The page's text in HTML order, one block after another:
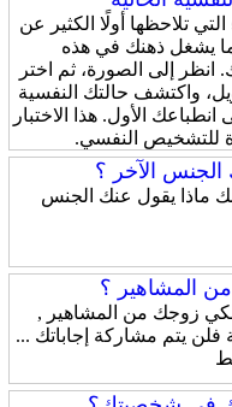
تلاحظها أولًا الكثير عن
يشغل ذهنك في هذه
انظر إلى الصورة، ثم اختر
واكتشف حالتك النفسية
الأول. هذا الاختبار
للتشخيص النفسي.
الجنس الآخر ؟
لك ماذا يقول عنك الجنس
المشاهير ؟
لكي زوجك من المشاهير ,
فلن يتم مشاركة إجاباتك ...